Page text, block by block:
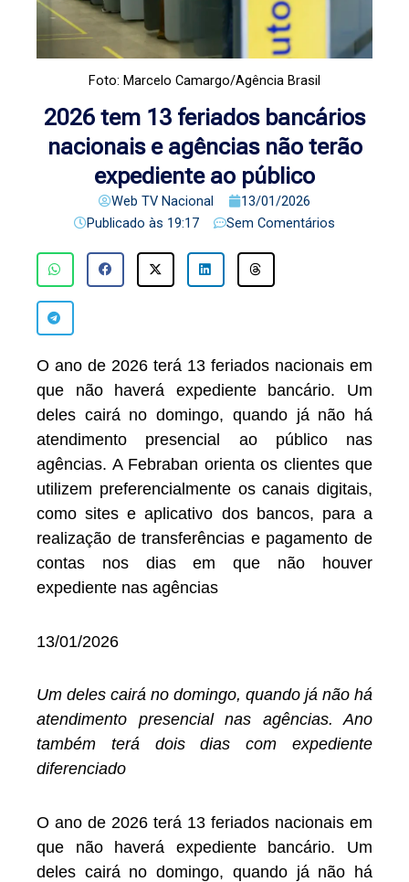
Foto: Marcelo Camargo/Agência Brasil
2026 tem 13 feriados bancários
nacionais e agências não terão
expediente ao público
Web TV Nacional
13/01/2026
Publicado às 19:17 Sem Comentários
O ano de 2026 terá 13 feriados nacionais em
que não haverá expediente bancário. Um
deles cairá no domingo, quando já não há
atendimento presencial ao público nas
agências. A Febraban orienta os clientes que
utilizem preferencialmente os canais digitais,
como sites e aplicativo dos bancos, para a
realização de transferências e pagamento de
contas nos dias em que não houver
expediente nas agências
13/01/2026
Um deles cairá no domingo, quando já não há
atendimento presencial nas agências. Ano
também terá dois dias com expediente
diferenciado
O ano de 2026 terá 13 feriados nacionais em
que não haverá expediente bancário. Um
deles cairá no domingo, quando já não há